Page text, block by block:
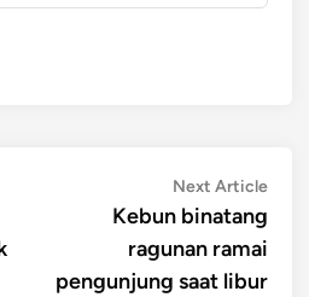
Next ArticleNext
Kebun binatang
ragunan ramai
pengunjung saat libur